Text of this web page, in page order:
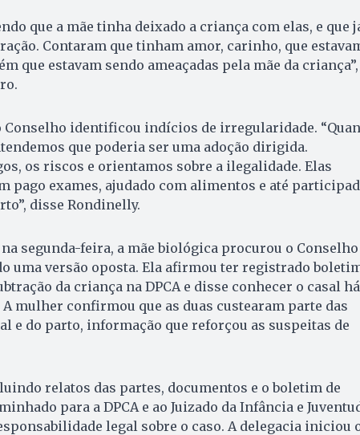
que a mãe tinha deixado a criança com elas, e que
Contaram que tinham amor, carinho, que
que estavam sendo ameaçadas pela mãe da criança”,
Conselho identificou indícios de irregularidade.
que poderia ser uma adoção dirigida.
os riscos e orientamos sobre a ilegalidade. Elas
pago exames, ajudado com alimentos e até
disse Rondinelly.
segunda-feira, a mãe biológica procurou o Conselho
uma versão oposta. Ela afirmou ter registrado
da criança na DPCA e disse conhecer o casal há
A mulher confirmou que as duas custearam parte das
e do parto, informação que reforçou as suspeitas de
relatos das partes, documentos e o boletim de
para a DPCA e ao Juizado da Infância e
legal sobre o caso. A delegacia iniciou